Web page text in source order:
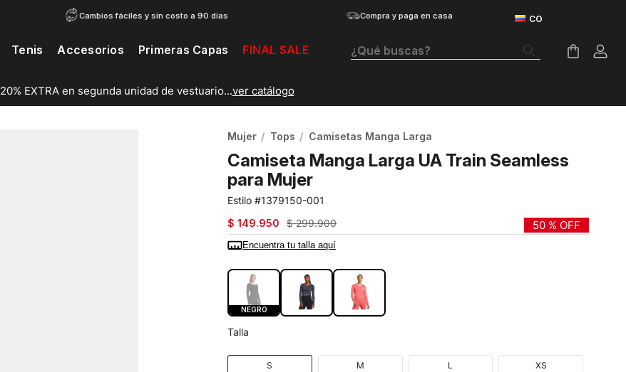
Cambios fáciles y sin costo a 90 días Compra y paga en casa
Tenis Accesorios Primeras Capas FINAL SALE ¿Qué buscas?
20% EXTRA en segunda unidad de vestuario...ver catálogo
Mujer Tops Camisetas Manga Larga
Camiseta Manga Larga UA Train Seamless
para Mujer
1379150-001
$ 149.950 $ 299.900 50 % OFF
Encuentra tu talla aquí
NEGRO
Talla
S M L XS
Botas
Tenis Mujer
Tenis Hombre
Velociti Distance
Basketball
Medias